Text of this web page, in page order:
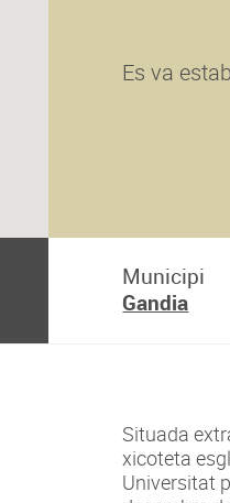
Es va
Municipi
Gandia
Situada
xicoteta
Universitat